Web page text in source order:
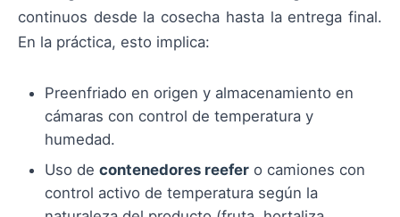
continuos desde la cosecha hasta la entrega final.
En la práctica, esto implica:
Preenfriado en origen y almacenamiento en
cámaras con control de temperatura y
humedad.
Uso de contenedores reefer o camiones con
control activo de temperatura según la